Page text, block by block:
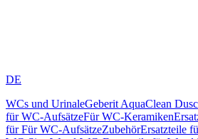
DE
WCs und UrinaleGeberit AquaClean
für WC-AufsätzeFür WC-Keramiken
für Für WC-AufsätzeZubehörErsatzteile